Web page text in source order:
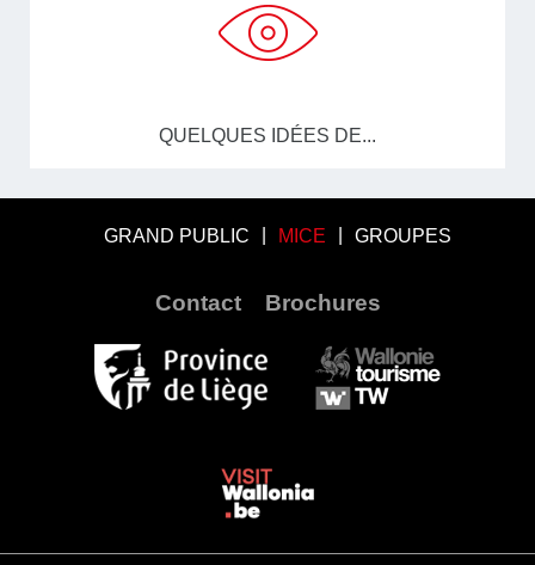
QUELQUES IDÉES DE...
GRAND PUBLIC MICE GROUPES
Contact Brochures